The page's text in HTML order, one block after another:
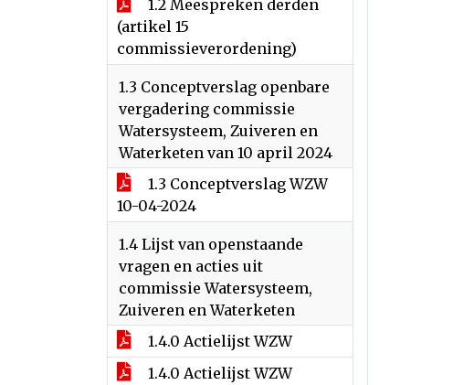
1.2 Meespreken derden
(artikel 15
commissieverordening)
1.3 Conceptverslag openbare
vergadering commissie
Watersysteem, Zuiveren en
Waterketen van 10 april 2024
1.3 Conceptverslag WZW
10-04-2024
1.4 Lijst van openstaande
vragen en acties uit
commissie Watersysteem,
Zuiveren en Waterketen
1.4.0 Actielijst WZW
1.4.0 Actielijst WZW